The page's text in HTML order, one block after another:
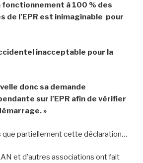
fonctionnement à 100 % des
de l’EPR est inimaginable pour
inacceptable pour la
donc sa demande
sur l’EPR afin de vérifier
»
que partiellement cette déclaration…
et d’autres associations ont fait